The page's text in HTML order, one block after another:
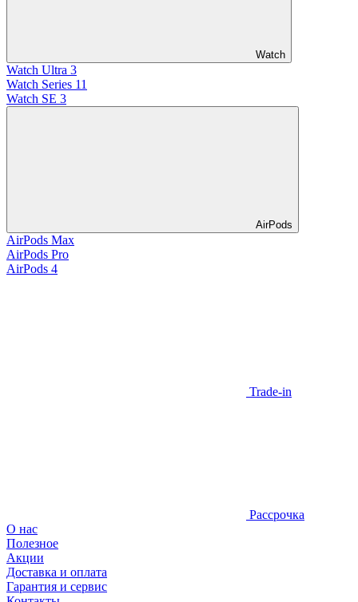
Watch
Watch Ultra 3
Watch Series 11
Watch SE 3
AirPods
AirPods Max
AirPods Pro
AirPods 4
Trade-in
Рассрочка
О нас
Полезное
Акции
Доставка и оплата
Гарантия и сервис